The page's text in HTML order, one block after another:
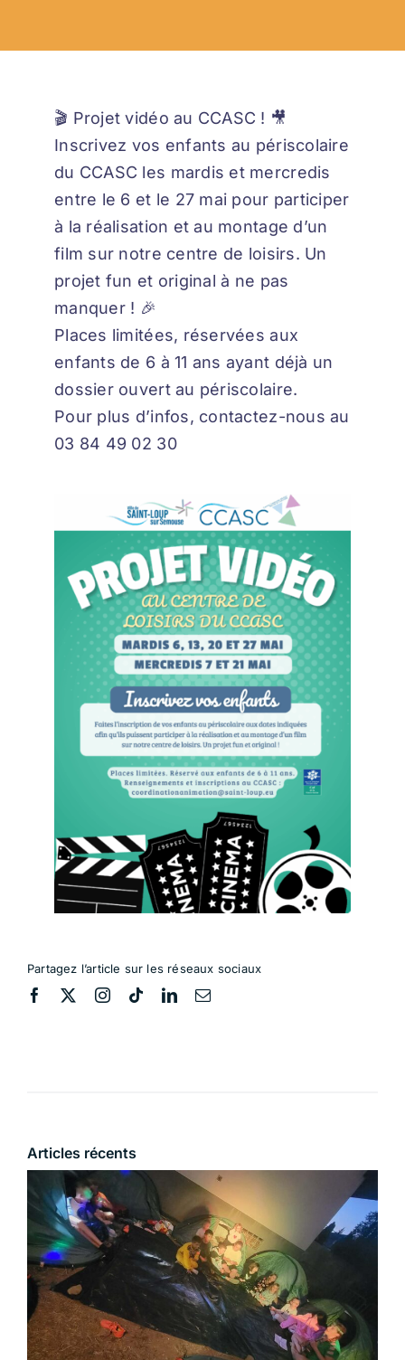
🎬 Projet vidéo au CCASC ! 🎥
Inscrivez vos enfants au périscolaire
du CCASC les mardis et mercredis
entre le 6 et le 27 mai pour participer
à la réalisation et au montage d’un
film sur notre centre de loisirs. Un
projet fun et original à ne pas
manquer ! 🎉
Places limitées, réservées aux
enfants de 6 à 11 ans ayant déjà un
dossier ouvert au périscolaire.
Pour plus d’infos, contactez-nous au
03 84 49 02 30
Partagez l’article sur les réseaux sociaux
Articles récents